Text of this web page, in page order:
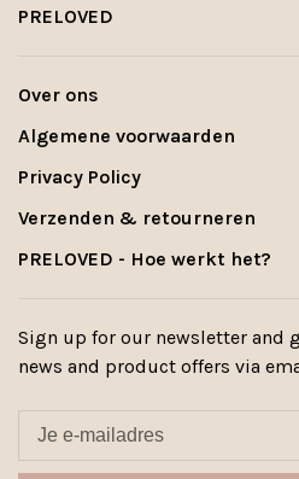
PRELOVED
Over ons
Algemene voorwaarden
Privacy Policy
Verzenden & retourneren
PRELOVED - Hoe werkt het?
Sign up for our newsletter and
news and product offers via